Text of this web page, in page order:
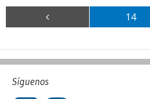
14
Síguenos